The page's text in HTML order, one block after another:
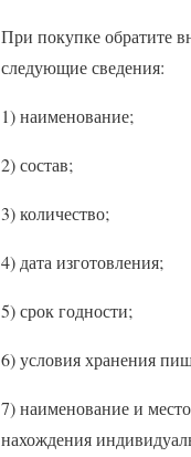
При покупке обратите
следующие сведения:
1) наименование;
2) состав;
3) количество;
4) дата изготовления;
5) срок годности;
6) условия хранения
7) наименование и
нахождения